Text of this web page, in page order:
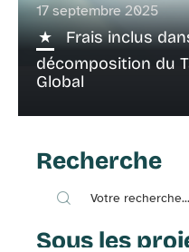
17 septembre 2025
Frais inclus
décomposition du
Global
Recherche
Sous les